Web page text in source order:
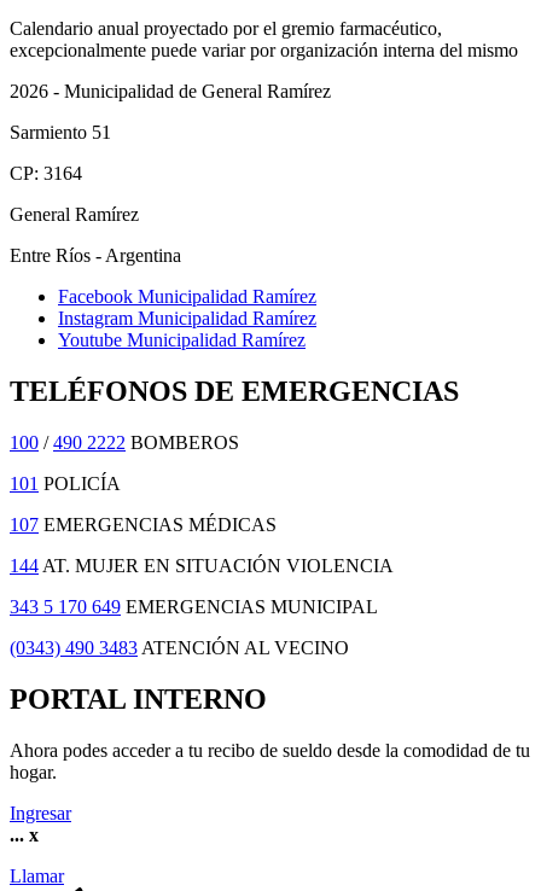
Calendario anual proyectado por el gremio farmacéutico,
excepcionalmente puede variar por organización interna del mismo
2026 - Municipalidad de General Ramírez
Sarmiento 51
CP: 3164
General Ramírez
Entre Ríos - Argentina
Facebook Municipalidad Ramírez
Instagram Municipalidad Ramírez
Youtube Municipalidad Ramírez
TELÉFONOS DE EMERGENCIAS
100 /490 2222 BOMBEROS
101 POLICÍA
107 EMERGENCIAS MÉDICAS
144 AT. MUJER EN SITUACIÓN VIOLENCIA
343 5 170 649 EMERGENCIAS MUNICIPAL
(0343) 490 3483 ATENCIÓN AL VECINO
PORTAL INTERNO
Ahora podes acceder a tu recibo de sueldo desde la comodidad de tu
hogar.
Ingresar
... x
Llamar